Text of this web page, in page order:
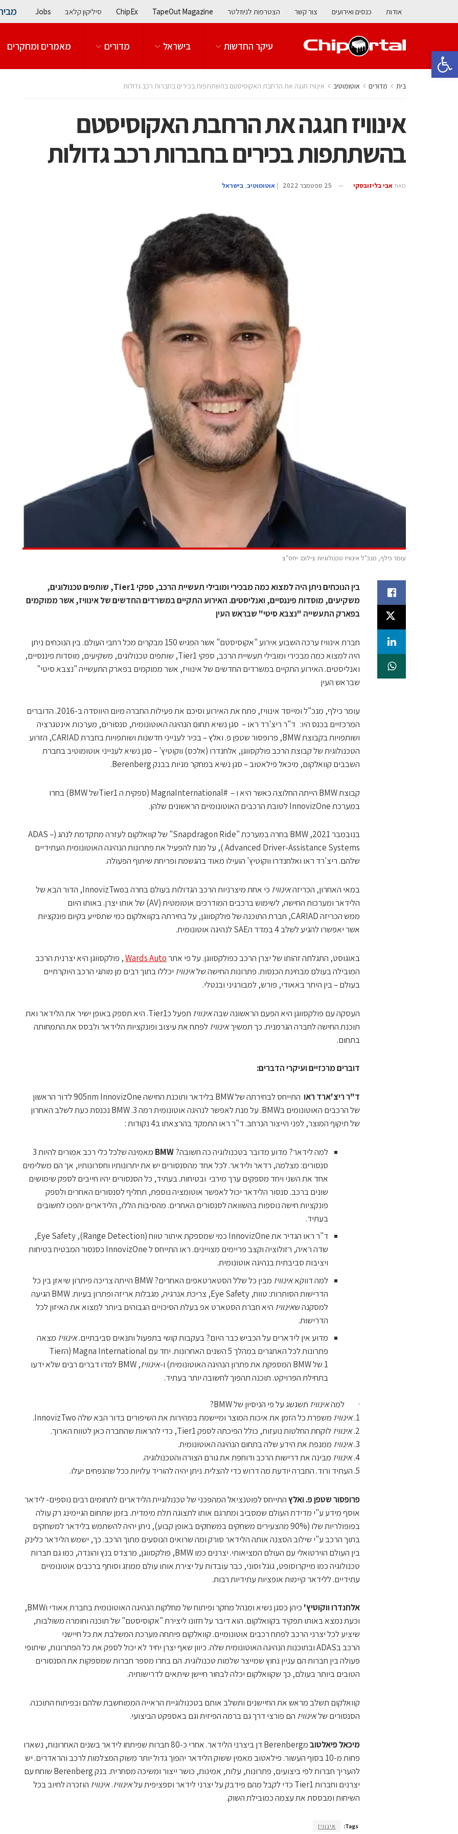
פתח סרגל נגישות
אודות כנסים ואירועים צור קשר הצטרפות לניוזלטר TapeOut Magazine
ChipEx סיליקון קלאב Jobs
עיקר החדשות בישראל מדורים מאמרים ומחקרים
בית מדורים אוטומוטיב אינוויז חגגה את הרחבת האקוסיסטם בהשתתפות בכירים בחברות רכב גדולות
אינוויז חגגה את הרחבת האקוסיסטם
בהשתתפות בכירים בחברות רכב גדולות
מאת אבי בליזובסקי 25 ספטמבר 2022 | אוטומוטיב, בישראל
עומר כילף, מנכ"ל אינוויז טכנולוגיות צילום: יחס"צ
בין הנוכחים ניתן היה למצוא כמה מבכירי ומובילי תעשיית הרכב, ספקי Tier1, שותפים טכנולוגים,
משקיעים, מוסדות פיננסיים, ואנליסטים. האירוע התקיים במשרדים החדשים של אינוויז, אשר ממוקמים
בפארק התעשייה "נצבא סיטי" שבראש העין
חברת אינוויז ערכה השבוע אירוע "אקוסיסטם" אשר הפגיש 150 מבקרים מכל רחבי העולם. בין הנוכחים ניתן
היה למצוא כמה מבכירי ומובילי תעשיית הרכב, ספקי Tier1, שותפים טכנולוגים, משקיעים, מוסדות פיננסיים,
ואנליסטים. האירוע התקיים במשרדים החדשים של אינוויז, אשר ממוקמים בפארק התעשייה "נצבא סיטי"
שבראש העין
עומר כילף, מנכ"ל ומייסד אינוויז, פתח את האירוע וסיכם את פעילות החברה מיום היווסדה ב-2016. הדוברים
המרכזיים בכנס היו: ד"ר ריצ'רד ראו – סגן נשיא תחום הנהיגה האוטונומית, סנסורים, מערכות אינטגרציה
ושותפויות בקבוצת BMW, פרופסור שטפן פ. ואלץ – בכיר לענייני חדשנות ושותפויות בחברת CARIAD, הזרוע
הטכנולוגית של קבוצת הרכב פולקסווגן, אלחנדרו (אלכס) ווקוטיץ' – סגן נשיא לענייני אוטומוטיב בחברת
השבבים קוואלקום, מיכאל פילאטוב – סגן נשיא במחקר מניות בבנק Berenberg.
קבוצת BMW הייתה החלוצה כאשר היא ו – #MagnaInternational (ספקית ה Tier1של BMW) בחרו
במערכת InnovizOne לטובת הרכבים האוטונומיים הראשונים שלהן.
בנובמבר 2021, BMW בחרה במערכת "Snapdragon Ride" של קוואלקום לעזרה מתקדמת לנהג (ADAS –
Advanced Driver-Assistance Systems), על מנת להפעיל את פתרונות הנהיגה האוטונומית העתידיים
שלהם. ריצ'רד ראו ואלחנדרו ווקוטיץ' הועילו מאוד בהגשמת ופריחת שיתוף הפעולה.
במאי האחרון, הכריזהאינוויז
כי אחת מיצרניות הרכב הגדולות בעולם בחרה בInnovizTwo, הדור הבא של
הלידאר ומערכות החישה, לשימוש ברכבים המודרכים אוטומטית (AV) של אותו יצרן. באותו היום
ממש הכריזה CARIAD, חברת התוכנה של פולקסווגן, על בחירתה בקוואלקום כמי שתסייע בקיום פונקציות
אשר יאפשרו להגיע לשלב 4 במדד הSAE לנהיגה אוטונומית.
באוגוסט, התגלתה זהותו של יצרן הרכב כפולקסווגן. על פי אתרWards Auto, פולקסווגן היא יצרנית הרכב
המובילה בעולם מבחינת הכנסות. פתרונות החישה שלאינוויז יכללו בתוך רבים מן מותגי הרכב היוקרתיים
בעולם – בין היתר באאודי, פורש, למבורגיני ובנטלי.
העסקה עם פולקסווגן היא הפעם הראשונה שבהאינוויז
תפעל כTier1. היא תספק באופן ישיר את הלידאר ואת
תוכנת החישה לחברה הגרמנית. כך תמשיךאינוויז לפתח את עיצוב ופונקציות הלידאר ולבסס את התמחותה
בתחום.
דוברים מרכזיים ועיקרי הדברים:
ד"ר ריצ'ארד ראו
התייחס לבחירתה של BMW בלידאר ותוכנת החישה 905nm InnovizOne לדור הראשון
של הרכבים האוטונומים בBMW. על מנת לאפשר לנהיגה אוטונומית רמה 3. BMW נכנסת כעת לשלב האחרון
של תיקוף המוצר, לפני הייצור הנרחב. ד"ר ראו התמקד בהרצאתו ב4 נקודות :
למה לידאר? מדוע מדובר בטכנולוגיה כה חשובה?BMW
מאמינה שלכל כלי רכב אמורים להיות 3
סנסורים: מצלמה, רדאר ולידאר. לכל אחד מהסנסורים יש את יתרונותיו וחסרונותיו, אך הם משלימים
אחד את השני ויחד מספקים ערך מירבי ובטיחות. בעתיד, כל הסנסורים יהיו חייבים לספק שימושים
שונים ברכב. סנסור הלידאר יכול לאפשר אוטומציה נוספת, תחליף לסנסורים האחרים ולספק
פונקציות חישה נוספות בהשוואה לסנסורים האחרים. מהסיבות הללו, הלידארים יהפכו לחשובים
בעתיד.
ד"ר ראו הגדיר את InnovizOne כמי שמספקת איתור טווח (Range Detection), Eye Safety,
שדה ראיה, רזולוציה וקצב פריימים מצויינים. ראו התייחס ל InnovizOne כסנסור המבטיח בטיחות
ויציבות סביבתית בנהיגה אוטונומית.
למה דווקאאינוויז
מבין כל שלל הסטארטאפים האחרים? BMW הייתה צריכה פיתרון שיאזן בין כל
הדרישות הסותרות: טווח, Eye Safety, צריכת אנרגיה, מגבלות אריזה ופתרון בעיות. BMW הגיעה
למסקנה שאינוויז היא חברת הסטארט אפ בעלת הסיכויים הגבוהים ביותר למצוא את האיזון לכל
הדרישות.
מדוע אין לידארים על הכביש כבר היום? בעקבות קושי בתפעול ותנאים סביבתיים.אינוויז מצאה
פתרונות לכל האתגרים במהלך 5 השנים האחרונות. יחד עם Magna International (הTier
1 של BMW המספקת את פתרון הנהיגה האוטונומית) ו-
אינוויז
, BMW למדו דברים רבים שלא ידעו
בתחילת הפרויקט. תוכנה תהפוך לחשובה יותר בעתיד.
· למהאינוויז תשגשג על פי הניסיון של BMW?
1. אינוויז משפרת כל הזמן את איכות המוצר ומיישמת במהירות את השיפורים בדור הבא שלה InnovizTwo.
2. אינוויז לוקחת החלטות נועזות, כולל הפיכתה לספק Tier1, כדי להראות שהחברה כאן לטווח הארוך.
3. אינוויז ממנפת את הידע שלה בתחום הנהיגה האוטונומית.
4. אינוויז מבינה את דרישות הרכב ודוחפת את גורם הצורה והטכנולוגיה.
5. העתיד ורוד. החברה יודעת מה דרוש כדי להצליח. ניתן יהיה להוריד עלויות ככל שהנפחים יעלו.
פרופסור שטפן פ. ואלץהתייחס לפוטנציאל המהפכני של טכנולוגיית הלידארים לתחומים רבים נוספים- לידאר
אוסף מידע ע"י מדידת העולם שמסביב ומתרגם אותו לתצוגה תלת מימדית. בזמן שתחום הגיימינג רק עולה
בפופולריות שלו (90% מהצעירים משחקים במשחקים באופן קבוע), ניתן יהיה להשתמש בלידאר למשחקים
בתוך הרכב ע"י שילוב הסצנה אותה הלידאר סורק ומה שרואים הנוסעים מתוך הרכב. כך, ישמש הלידאר כלינק
בין העולם הוירטואלי עם העולם המציאותי. יצרנים כמו BMW, פולקסווגן, מרצדס בנץ והונדה, כמו גם חברות
טכנולוגיה כמו מייקרוסופט, גוגל וסוני, כבר עובדות על יצירת אותו עולם ממוזג וסוחף ברכבים אוטונומיים
עתידיים. ללידאר קיימות אופציות עתידיות רבות.
אלחנדרו ווקוטיץ'
כיהן כסגן נשיא ומנהל מחקר ופיתוח של מחלקות הנהיגה האוטונומית בחברת אאודי וBMW,
וכעת נמצא באותו תפקיד בקוואלקום. הוא דיבר על חזונו ליצירת "אקוסיסטם" של תוכנה וחומרה משולבות,
שיציע לכל יצרני הרכב לפתח רכבים אוטונומיים. קוואלקום פיתחה מערכת המשלבת את כל חיישני
הרכב בADAS ובתוכנות הנהיגה האוטונומית שלה. כיוון שאף יצרן יחיד לא יכול לספק את כל הפתרונות, שיתופי
פעולה בין חברות הם עניין נחוץ שמייצר שלמות טכנולוגית. הם בחרו מספר חברות שמספקות את הסנסורים
הטובים ביותר בעולם, כך שקוואלקום יכלה לבחור חיישן שיתאים לדרישותיה.
קוואלקום תשלב מראש את החיישנים ותשלב אותם בטכנולוגיית הראייה הממוחשבת שלהם ובפיתוח התוכנה.
הסנסורים שלאינוויז הם פורצי דרך גם ברמה הפיזית וגם באספקט הביצועי.
מיכאל פיאלטוב
מBerenberg דן ביצרני הלידאר. אחרי כ-80 חברות שפיתחו לידאר בשנים האחרונות, נשארו
פחות מ-10 בסוף העשור. פילאטוב מאמין ששוק הלידאר יהפוך גדול יותר משוק המצלמות לרכב והראדרים. יש
להעריך חברות לפי ביצועים, פתרונות, עלות, אמינות, כושר ייצור ומשיכה מסחרית. בנק Berenberg שוחח עם
יצרנים וחברות Tier1 כדי לקבל מהם פידבק על יצרני לידאר וספציפית על
אינוויז.אינוויז הוזכרה לחיוב בכל
השיחות ומבססת את עצמה כמובילת השוק.
Tags: אינוויז